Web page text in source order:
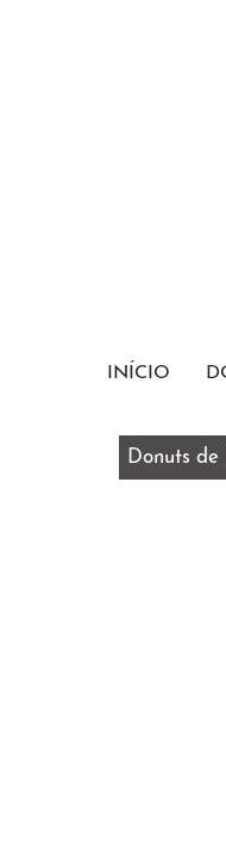
INÍCIO
Medalhão